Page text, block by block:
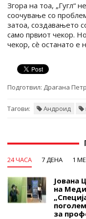
Згора на тоа, „Гугл“
соочување со
затоа, создавањето
само првиот чекор.
чекор, сè останато е
Подготвил: Драгана
Тагови: Андроид
24 ЧАСА 7 ДЕНА 1
Јована
на
за